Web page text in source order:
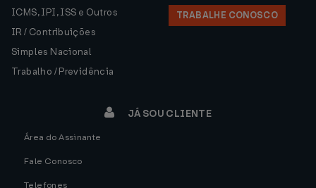
ICMS, IPI, ISS e Outros
IR / Contribuições
Simples Nacional
Trabalho / Previdência
TRABALHE CONOSCO
JÁ SOU CLIENTE
Área do Assinante
Fale Conosco
Telefones